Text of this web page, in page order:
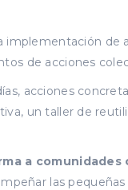
de
de acciones
acciones
un taller de
a comunidades
las